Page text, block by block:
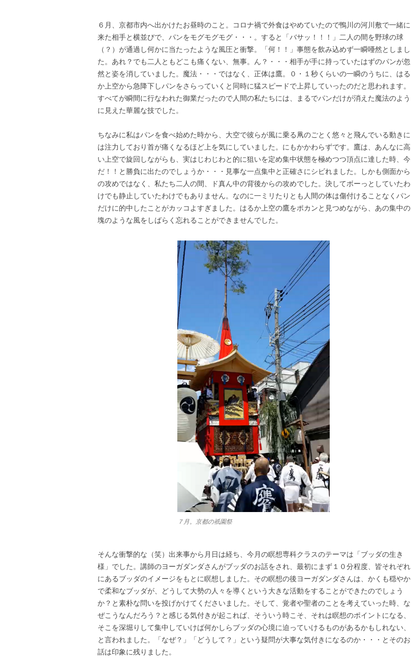
６月、京都市内へ出かけたお昼時のこと。コロナ禍で外食はやめていたので鴨川の河川敷で一緒に
来た相手と横並びで、パンをモグモグモグ・・・。すると「バサッ！！！」二人の間を野球の球
（？）が通過し何かに当たったような風圧と衝撃。「何！！」事態を飲み込めず一瞬唖然としまし
た。あれ？でも二人ともどこも痛くない、無事。ん？・・・相手が手に持っていたはずのパンが忽
然と姿を消していました。魔法・・・ではなく、正体は鷹。０・１秒くらいの一瞬のうちに、はる
か上空から急降下しパンをさらっていくと同時に猛スピードで上昇していったのだと思われます。
すべてが瞬間に行なわれた御業だったので人間の私たちには、まるでパンだけが消えた魔法のよう
に見えた華麗な技でした。
ちなみに私はパンを食べ始めた時から、大空で彼らが風に乗る凧のごとく悠々と飛んでいる動きに
は注力しており首が痛くなるほど上を気にしていました。にもかかわらずです。鷹は、あんなに高
い上空で旋回しながらも、実はじわじわと的に狙いを定め集中状態を極めつつ頂点に達した時、今
だ！！と勝負に出たのでしょうか・・・見事な一点集中と正確さにシビれました。しかも側面から
の攻めではなく、私たち二人の間、ド真ん中の背後からの攻めでした。決してボーっとしていたわ
けでも静止していたわけでもありません。なのに一ミリたりとも人間の体は傷付けることなくパン
だけに的中したことがカッコよすぎました。はるか上空の鷹をポカンと見つめながら、あの集中の
塊のような風をしばらく忘れることができませんでした。
７月。京都の祇園祭
そんな衝撃的な（笑）出来事から月日は経ち、今月の瞑想専科クラスのテーマは「ブッダの生き
様」でした。講師のヨーガダンダさんがブッダのお話をされ、最初にまず１０分程度、皆それぞれ
にあるブッダのイメージをもとに瞑想しました。その瞑想の後ヨーガダンダさんは、かくも穏やか
で柔和なブッダが、どうして大勢の人々を導くという大きな活動をすることができたのでしょう
か？と素朴な問いを投げかけてくださいました。そして、覚者や聖者のことを考えていった時、な
ぜこうなんだろう？と感じる気付きが起これば、そういう時こそ、それは瞑想のポイントになる、
そこを深堀りして集中していけば何かしらブッダの心境に迫っていけるものがあるかもしれない、
と言われました。「なぜ？」「どうして？」という疑問が大事な気付きになるのか・・・とそのお
話は印象に残りました。